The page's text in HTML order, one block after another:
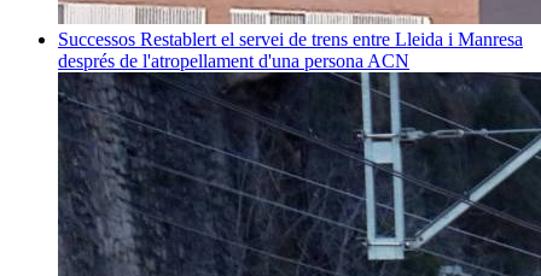
Successos Restablert el servei de trens entre Lleida i Manresa
després de l'atropellament d'una persona ACN